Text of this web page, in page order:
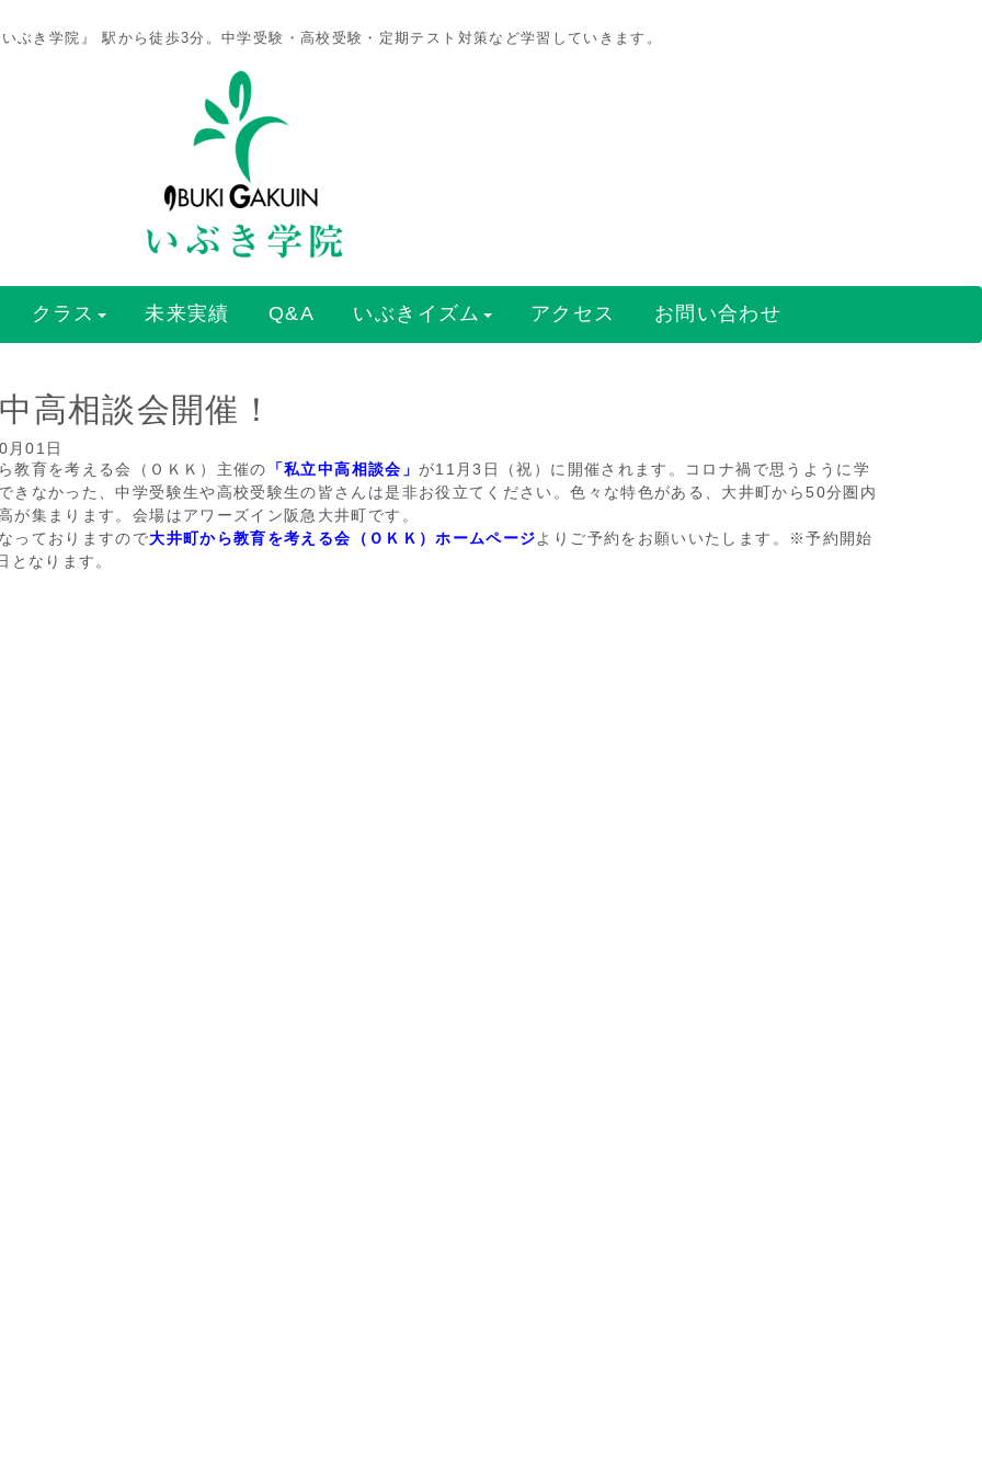
ぶき学院』 駅から徒歩3分。中学受験・高校受験・定期テスト対策など学習していきます。
クラス 未来実績 Q&A いぶきイズム アクセス お問い合わせ
高相談会開催！
月01日
教育を考える会（ＯＫＫ）主催の
「私立中高相談会」 が11月3日（祝）に開催されます。コロナ禍で思うように学
きなかった、中学受験生や高校受験生の皆さんは是非お役立てください。色々な特色がある、大井町から50分圏内
が集まります。会場はアワーズイン阪急大井町です。
っておりますので大井町から教育を考える会（ＯＫＫ）ホームページ よりご予約をお願いいたします。※予約開始
となります。